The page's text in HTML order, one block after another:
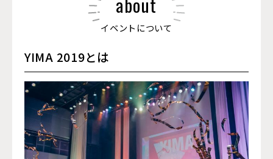
イベントについて
YIMA 2019とは